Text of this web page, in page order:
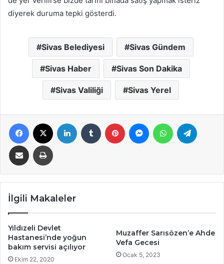
diyerek duruma tepki gösterdi.
Sivas Belediyesi Sivas Gündem
Sivas Haber Sivas Son Dakika
Sivas Valiliği Sivas Yerel
Facebook LinkedIn Tumblr Pinterest MessengerWhatsApp
E-Posta ile paylaş Yazdır
İlgili Makaleler
Yıldızeli Devlet
Hastanesi’nde yoğun
bakım servisi açılıyor
Ekim 22, 2020
Muzaffer Sarısözen’e Ahde
Vefa Gecesi
Ocak 5, 2023